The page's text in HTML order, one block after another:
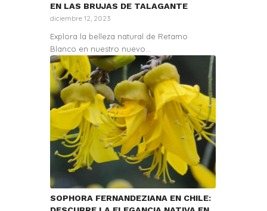
EN LAS BRUJAS DE TALAGANTE
diciembre 12, 2023
Explora la belleza natural de Retamo
Blanco en nuestro nuevo…
SOPHORA FERNANDEZIANA EN CHILE: